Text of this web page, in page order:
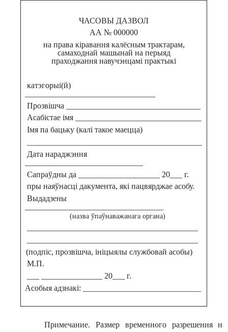
ЧАСОВЫ ДАЗВОЛ
АА № 000000
на права кіравання калёсным трактарам,
самаходнай машынай на перыяд
праходжання навучэнцамі практыкі
катэгорыі(й)
Прозвішча _________________________________
Асабістае імя _______________________________
Імя па бацьку (калі такое маецца)
Дата нараджэння
Сапраўдны да ____________________ 20___ г.
пры наяўнасці дакумента, які пацвярджае асобу.
Выдадзены
(назва ўпаўнаважанага органа)
(подпіс, прозвішча, ініцыялы службовай асобы)
М.П.
___ _______________ 20___ г.
Асобыя адзнакі: _____________________________
Примечание. Размер временного разрешения